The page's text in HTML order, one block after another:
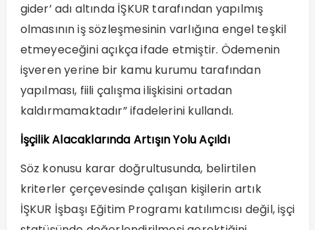
gider’ adı altında İŞKUR tarafından yapılmış
olmasının iş sözleşmesinin varlığına engel teşkil
etmeyeceğini açıkça ifade etmiştir. Ödemenin
işveren yerine bir kamu kurumu tarafından
yapılması, fiili çalışma ilişkisini ortadan
kaldırmamaktadır” ifadelerini kullandı.
İşçilik Alacaklarında Artışın Yolu Açıldı
Söz konusu karar doğrultusunda, belirtilen
kriterler çerçevesinde çalışan kişilerin artık
İŞKUR İşbaşı Eğitim Programı katılımcısı değil, işçi